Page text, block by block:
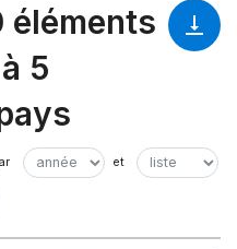
éléments
5